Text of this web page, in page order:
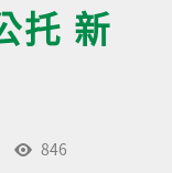
托 新
846